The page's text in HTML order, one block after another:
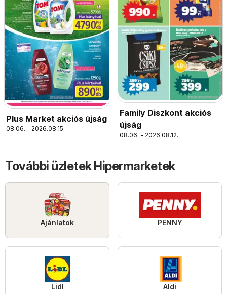
Plus Market akciós újság
08.06. - 2026.08.15.
Family Diszkont akciós
újság
08.06. - 2026.08.12.
További üzletek Hipermarketek
Ajánlatok PENNY
Lidl Aldi